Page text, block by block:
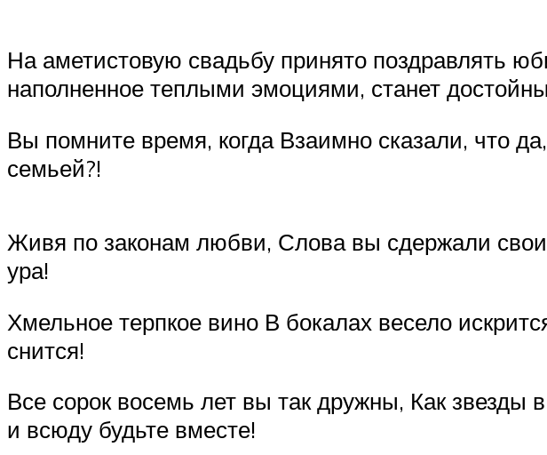
На аметистовую свадьбу принято поздравлять
наполненное теплыми эмоциями, станет
Вы помните время, когда Взаимно сказали, что
семьей?!
Живя по законам любви, Слова вы сдержали
ура!
Хмельное терпкое вино В бокалах весело
снится!
Все сорок восемь лет вы так дружны, Как звезды
и всюду будьте вместе!